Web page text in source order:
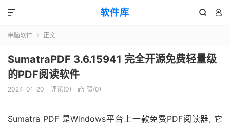
软件库  

电脑软件  正文
SumatraPDF 3.6.15941 完全开源免费轻量级
的PDF阅读软件
2024-01-20 评论(0)  赞(0)
Sumatra PDF 是Windows平台上一款免费PDF阅读器, 它